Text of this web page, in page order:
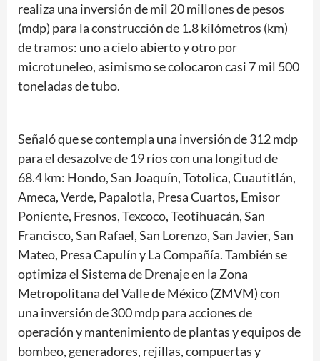
realiza una inversión de mil 20 millones de pesos
(mdp) para la construcción de 1.8 kilómetros (km)
de tramos: uno a cielo abierto y otro por
microtuneleo, asimismo se colocaron casi 7 mil 500
toneladas de tubo.
Señaló que se contempla una inversión de 312 mdp
para el desazolve de 19 ríos con una longitud de
68.4 km: Hondo, San Joaquín, Totolica, Cuautitlán,
Ameca, Verde, Papalotla, Presa Cuartos, Emisor
Poniente, Fresnos, Texcoco, Teotihuacán, San
Francisco, San Rafael, San Lorenzo, San Javier, San
Mateo, Presa Capulín y La Compañía. También se
optimiza el Sistema de Drenaje en la Zona
Metropolitana del Valle de México (ZMVM) con
una inversión de 300 mdp para acciones de
operación y mantenimiento de plantas y equipos de
bombeo, generadores, rejillas, compuertas y